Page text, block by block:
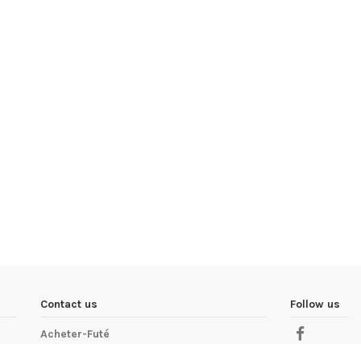
Contact us
Acheter-Futé
Follow us